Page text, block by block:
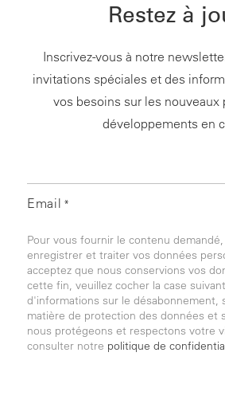
Restez à
Inscrivez-vous à notre
invitations spéciales et des
vos besoins sur les nouveaux
développements en
Email *
Pour vous fournir le contenu
enregistrer et traiter vos données
acceptez que nous conservions vos
cette fin, veuillez cocher la case
d'informations sur le désabonnement,
matière de protection des données et
nous protégeons et respectons votre
consulter notre politique de